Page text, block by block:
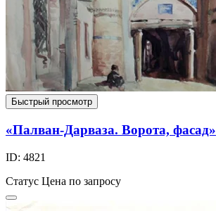
Быстрый просмотр
«Палван-Дарваза. Ворота, фасад»
ID: 4821
Статус Цена по запросу